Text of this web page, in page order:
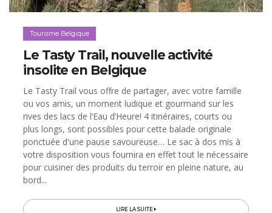
Tourisme Belgique
Le Tasty Trail, nouvelle activité
insolite en Belgique
Le Tasty Trail vous offre de partager, avec votre famille
ou vos amis, un moment ludique et gourmand sur les
rives des lacs de l’Eau d’Heure! 4 itinéraires, courts ou
plus longs, sont possibles pour cette balade originale
ponctuée d'une pause savoureuse… Le sac à dos mis à
votre disposition vous fournira en effet tout le nécessaire
pour cuisiner des produits du terroir en pleine nature, au
bord...
LIRE LA SUITE